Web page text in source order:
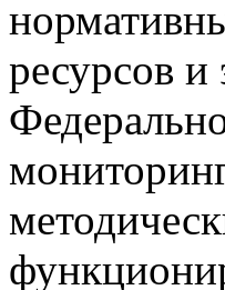
ресурсов